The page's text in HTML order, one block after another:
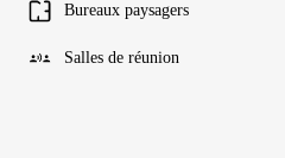
Bureaux paysagers
Salles de réunion